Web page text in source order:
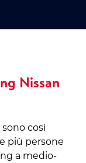
Nissan
così
più persone
a medio-